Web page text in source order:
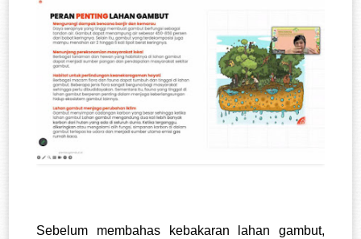
Sebelum membahas kebakaran lahan gambut,